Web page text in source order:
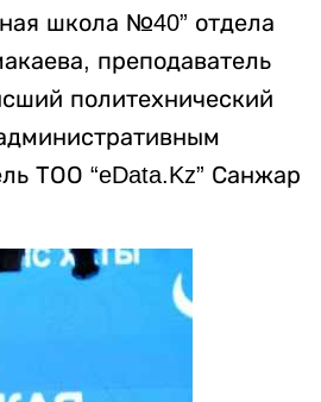
школа №40” отдела
преподаватель
политехнический
ТОО “eData.Kz” Санжар